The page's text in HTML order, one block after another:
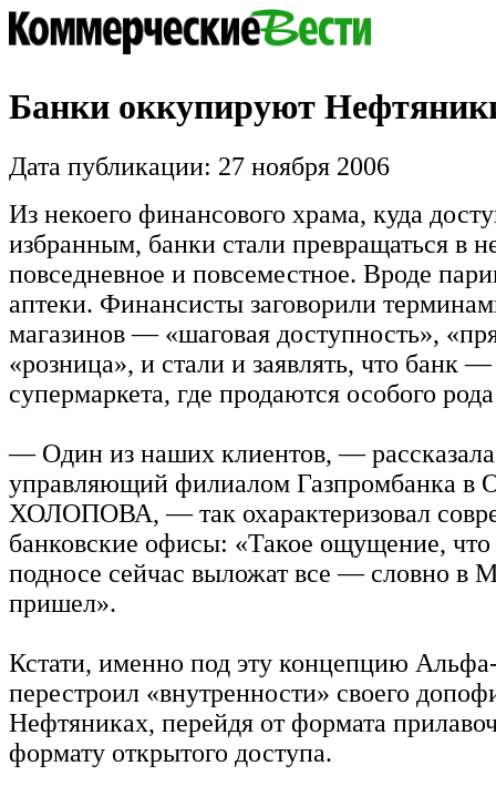
Банки оккупируют
Дата публикации: 27 ноября 2006
Из некоего финансового храма, куда
избранным, банки стали превращаться в
повседневное и повсеместное. Вроде
аптеки. Финансисты заговорили
магазинов — «шаговая доступность»,
«розница», и стали и заявлять, что банк —
супермаркета, где продаются особого
— Один из наших клиентов, —
управляющий филиалом Газпромбанка в
ХОЛОПОВА, — так охарактеризовал
банковские офисы: «Такое ощущение, что
подносе сейчас выложат все — словно в
пришел».
Кстати, именно под эту концепцию
перестроил «внутренности» своего
Нефтяниках, перейдя от формата
формату открытого доступа.